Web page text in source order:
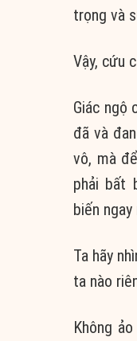
trọng và
Vậy, cứu
Giác ngộ
đã và
vô, mà
phải bất
biến
Ta hãy
ta nào
Không